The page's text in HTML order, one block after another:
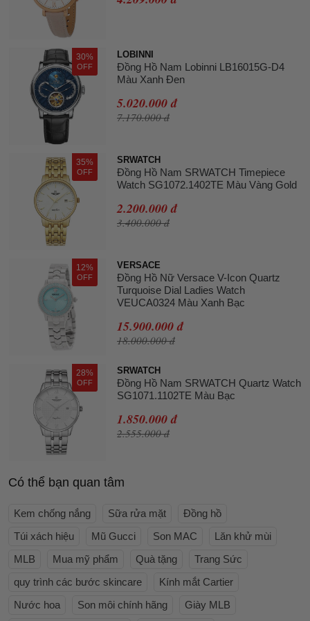
30%
OFF
LOBINNI
Đồng Hồ Nam Lobinni LB16015G-D4
Màu Xanh Đen
5.020.000 đ
7.170.000 đ
35%
OFF
SRWATCH
Đồng Hồ Nam SRWATCH Timepiece
Watch SG1072.1402TE Màu Vàng Gold
2.200.000 đ
3.400.000 đ
12%
OFF
VERSACE
Đồng Hồ Nữ Versace V-Icon Quartz
Turquoise Dial Ladies Watch
VEUCA0324 Màu Xanh Bạc
15.900.000 đ
18.000.000 đ
28%
OFF
SRWATCH
Đồng Hồ Nam SRWATCH Quartz Watch
SG1071.1102TE Màu Bạc
1.850.000 đ
2.555.000 đ
Có thể bạn quan tâm
Kem chống nắng Sữa rửa mặt
Đồng hồ
Túi xách hiệu
Mũ Gucci Son MAC
Lăn khử mùi
MLB
Mua mỹ phẩm Quà tặng
Trang Sức
quy trình các bước skincare
Kính mắt Cartier
Nước hoa
Son môi chính hãng Giày MLB